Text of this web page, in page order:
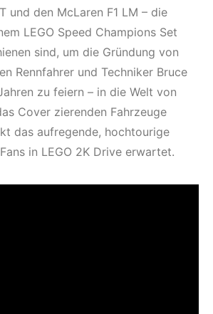
und den McLaren F1 LM – die
LEGO Speed Champions Set
sind, um die Gründung von
Rennfahrer und Techniker Bruce
zu feiern – in die Welt von
Cover zierenden Fahrzeuge
das aufregende, hochtourige
in LEGO 2K Drive erwartet.